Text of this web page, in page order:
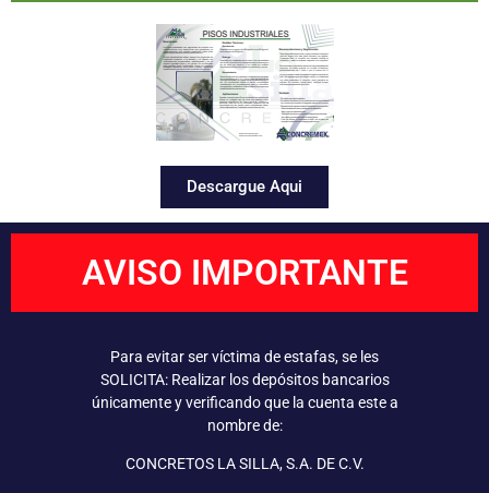
Descargue Aqui
AVISO IMPORTANTE
Para evitar ser víctima de estafas, se les
SOLICITA: Realizar los depósitos bancarios
únicamente y verificando que la cuenta este a
nombre de:
CONCRETOS LA SILLA, S.A. DE C.V.